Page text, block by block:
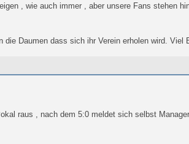
, wie auch immer , aber unsere Fans stehen
die Daumen dass sich ihr Verein erholen wird. Viel
raus , nach dem 5:0 meldet sich selbst